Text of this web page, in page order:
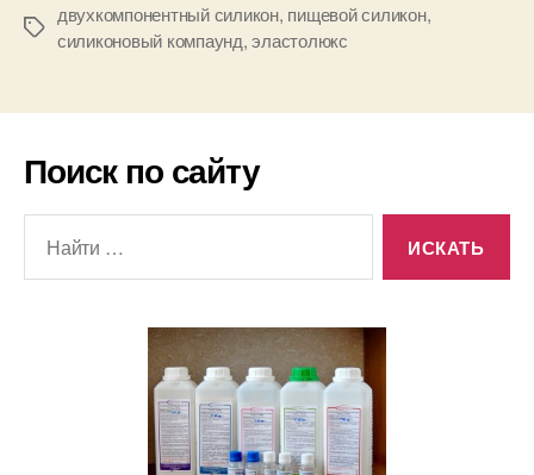
Метки
двухкомпонентный силикон, пищевой силикон,
силиконовый компаунд,эластолюкс
Поиск по сайту